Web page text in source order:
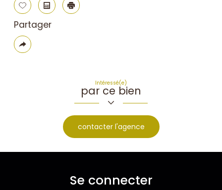
Sélectionner
Calculatrice
Imprimer
Partager
Plus
de
Intéressé(e)
par ce bien
contacter l'agence
Se connecter